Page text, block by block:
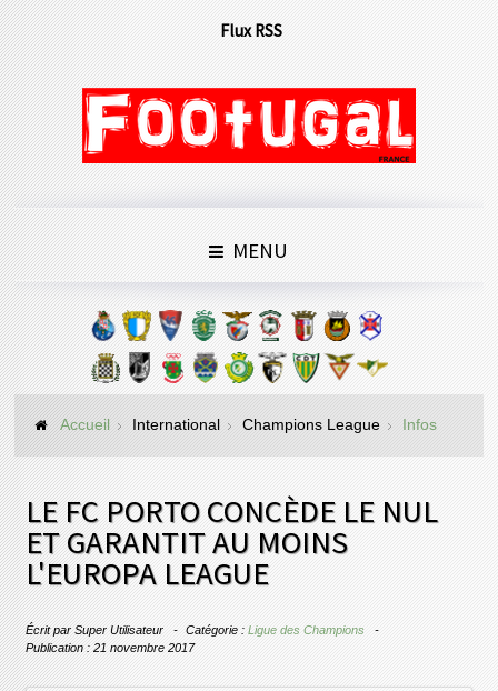
Flux RSS
MENU
Accueil International Champions League Infos
LE FC PORTO CONCÈDE LE NUL
ET GARANTIT AU MOINS
L'EUROPA LEAGUE
Écrit parSuper Utilisateur Catégorie :Ligue des Champions
Publication : 21 novembre 2017